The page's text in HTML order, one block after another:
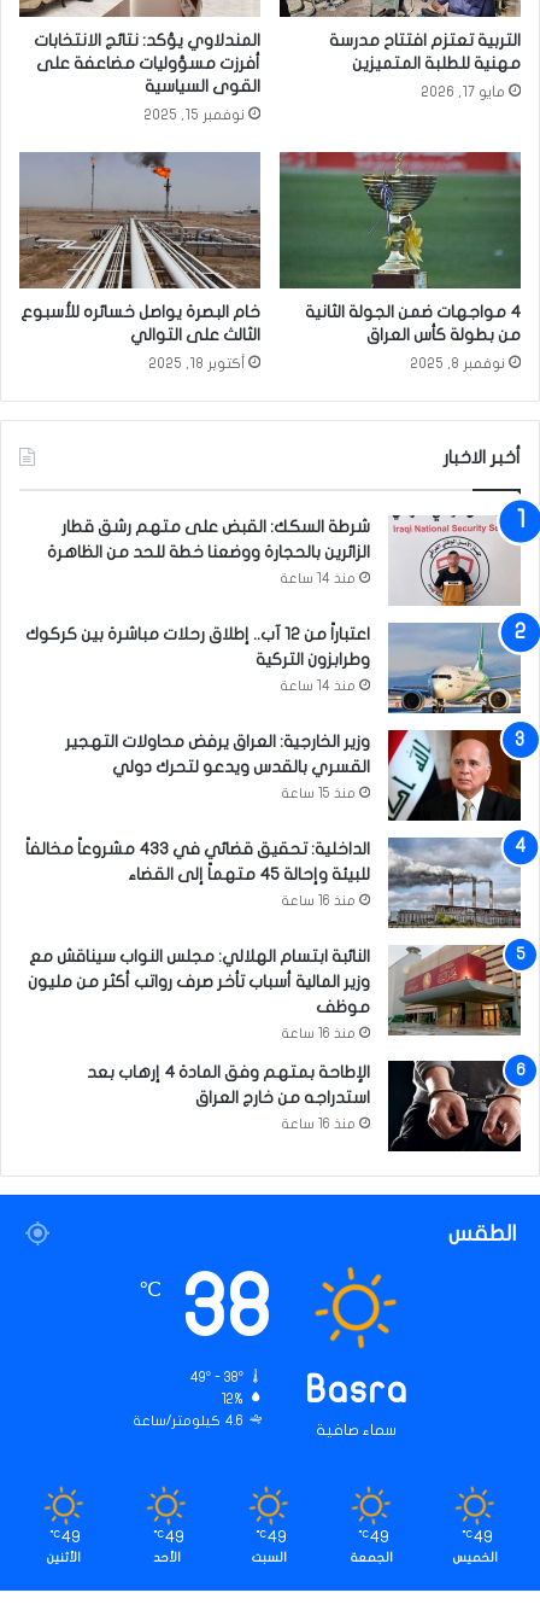
ي
ة
ا
ل
ه
ا
ح
د
ي
ت
ز
ع
ك
ل
ع
ي
ع
ى
ل
ئ
ل
ا
ل
م
ت
ع
ف
ة
التربية تعتزم افتتاح مدرسة
مهنية للطلبة المتميزين
مايو 17, 2026
المندلاوي يؤكد: نتائج الانتخابات
أفرزت مسؤوليات مضاعفة على
القوى السياسية
نوفمبر 15, 2025
4 مواجهات ضمن الجولة الثانية
من بطولة كأس العراق
نوفمبر 8, 2025
خام البصرة يواصل خسائره للأسبوع
الثالث على التوالي
أكتوبر 18, 2025
أخبر الاخبار
شرطة السكك: القبض على متهم رشق قطار
الزائرين بالحجارة ووضعنا خطة للحد من الظاهرة
منذ 14 ساعة
اعتباراً من 12 آب.. إطلاق رحلات مباشرة بين كركوك
وطرابزون التركية
منذ 14 ساعة
وزير الخارجية: العراق يرفض محاولات التهجير
القسري بالقدس ويدعو لتحرك دولي
منذ 15 ساعة
الداخلية: تحقيق قضائي في 433 مشروعاً مخالفاً
للبيئة وإحالة 45 متهماً إلى القضاء
منذ 16 ساعة
النائبة ابتسام الهلالي: مجلس النواب سيناقش مع
وزير المالية أسباب تأخر صرف رواتب أكثر من مليون
موظف
منذ 16 ساعة
الإطاحة بمتهم وفق المادة 4 إرهاب بعد
استدراجه من خارج العراق
منذ 16 ساعة
الطقس
Basra
سماء صافية
38
℃
49º - 38º
12%
4.6 كيلومتر/ساعة
49
℃
الخميس
49
℃
الجمعة
49
℃
السبت
49
℃
الأحد
49
℃
الأثنين